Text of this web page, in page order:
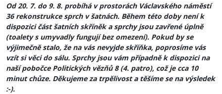
Od 20. 7. do 9. 8. probíhá v prostorách Václavského náměstí
36 rekonstrukce sprch v šatnách. Během této doby není k
dispozici část šatních skříněk a sprchy jsou zavřené úplně
(toalety s umyvadly fungují bez omezení). Pokud by se
výjimečně stalo, že na vás nevyjde skříňka, poprosíme vás
vzít si věci do sálu. Sprchy jsou vám případně k dispozici na
naší pobočce Politických vězňů 8 (4. patro), což je cca 10
minut chůze. Děkujeme za trpělivost a těšíme se na výsledek
:-).